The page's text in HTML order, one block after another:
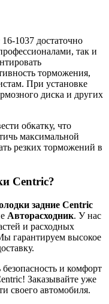
1037 достаточно
так и
торможения,
При установке
диска и других
обкатку, что
максимальной
резких торможений в
Centric?
задние Centric
Авторасходник. У нас
и расходных
гарантируем высокое
и комфорт
Заказывайте уже
своего автомобиля.